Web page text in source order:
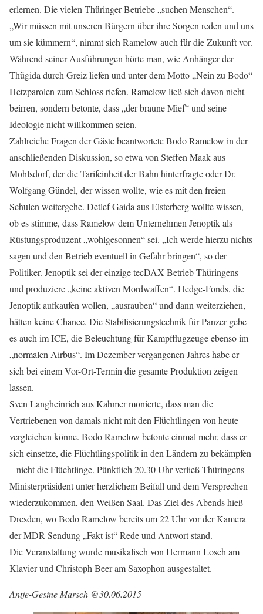
erlernen. Die vielen Thüringer Betriebe „suchen Menschen“.
„Wir müssen mit unseren Bürgern über ihre Sorgen reden und uns
um sie kümmern“, nimmt sich Ramelow auch für die Zukunft vor.
Während seiner Ausführungen hörte man, wie Anhänger der
Thügida durch Greiz liefen und unter dem Motto „Nein zu Bodo“
Hetzparolen zum Schloss riefen. Ramelow ließ sich davon nicht
beirren, sondern betonte, dass „der braune Mief“ und seine
Ideologie nicht willkommen seien.
Zahlreiche Fragen der Gäste beantwortete Bodo Ramelow in der
anschließenden Diskussion, so etwa von Steffen Maak aus
Mohlsdorf, der die Tarifeinheit der Bahn hinterfragte oder Dr.
Wolfgang Gündel, der wissen wollte, wie es mit den freien
Schulen weitergehe. Detlef Gaida aus Elsterberg wollte wissen,
ob es stimme, dass Ramelow dem Unternehmen Jenoptik als
Rüstungsproduzent „wohlgesonnen“ sei. „Ich werde hierzu nichts
sagen und den Betrieb eventuell in Gefahr bringen“, so der
Politiker. Jenoptik sei der einzige tecDAX-Betrieb Thüringens
und produziere „keine aktiven Mordwaffen“. Hedge-Fonds, die
Jenoptik aufkaufen wollen, „ausrauben“ und dann weiterziehen,
hätten keine Chance. Die Stabilisierungstechnik für Panzer gebe
es auch im ICE, die Beleuchtung für Kampfflugzeuge ebenso im
„normalen Airbus“. Im Dezember vergangenen Jahres habe er
sich bei einem Vor-Ort-Termin die gesamte Produktion zeigen
lassen.
Sven Langheinrich aus Kahmer monierte, dass man die
Vertriebenen von damals nicht mit den Flüchtlingen von heute
vergleichen könne. Bodo Ramelow betonte einmal mehr, dass er
sich einsetze, die Flüchtlingspolitik in den Ländern zu bekämpfen
– nicht die Flüchtlinge. Pünktlich 20.30 Uhr verließ Thüringens
Ministerpräsident unter herzlichem Beifall und dem Versprechen
wiederzukommen, den Weißen Saal. Das Ziel des Abends hieß
Dresden, wo Bodo Ramelow bereits um 22 Uhr vor der Kamera
der MDR-Sendung „Fakt ist“ Rede und Antwort stand.
Die Veranstaltung wurde musikalisch von Hermann Losch am
Klavier und Christoph Beer am Saxophon ausgestaltet.
Antje-Gesine Marsch @30.06.2015